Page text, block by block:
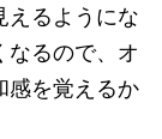
えるようにな
なるので、オ
感を覚えるか